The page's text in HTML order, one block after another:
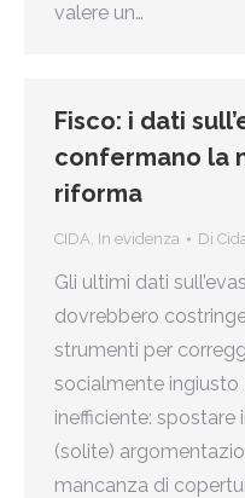
valere un…
Fisco: i dati
confermano la
riforma
CIDA, In evidenza Di
Gli ultimi dati
dovrebbero
strumenti per
socialmente
inefficiente:
(solite)
mancanza di